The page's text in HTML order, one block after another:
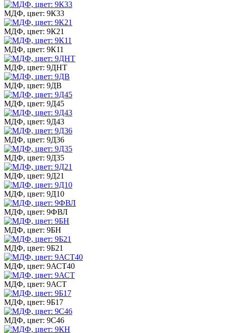
МДФ, цвет: 9К33
МДФ, цвет: 9К21
МДФ, цвет: 9К11
МДФ, цвет: 9ДНТ
МДФ, цвет: 9ДВ
МДФ, цвет: 9Д45
МДФ, цвет: 9Д43
МДФ, цвет: 9Д36
МДФ, цвет: 9Д35
МДФ, цвет: 9Д21
МДФ, цвет: 9Д10
МДФ, цвет: 9ФВЛ
МДФ, цвет: 9БН
МДФ, цвет: 9Б21
МДФ, цвет: 9АСТ40
МДФ, цвет: 9АСТ
МДФ, цвет: 9Б17
МДФ, цвет: 9С46